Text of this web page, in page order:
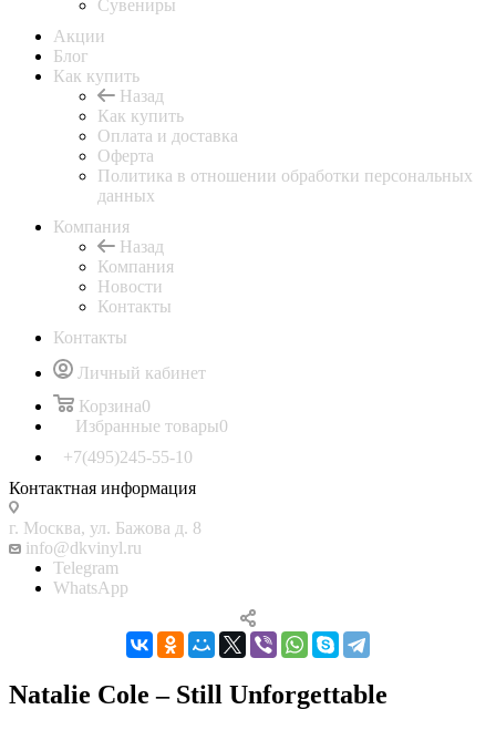
Сувениры
Акции
Блог
Как купить
Назад
Как купить
Оплата и доставка
Оферта
Политика в отношении обработки персональных
данных
Компания
Назад
Компания
Новости
Контакты
Контакты
Личный кабинет
Корзина0
Избранные товары0
+7(495)245-55-10
Контактная информация
г. Москва, ул. Бажова д. 8
info@dkvinyl.ru
Telegram
WhatsApp
Natalie Cole – Still Unforgettable